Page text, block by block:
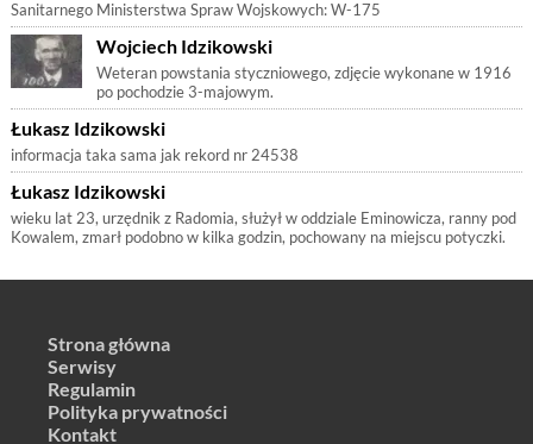
Sanitarnego Ministerstwa Spraw Wojskowych: W-175
Wojciech Idzikowski
Weteran powstania styczniowego, zdjęcie wykonane w 1916
po pochodzie 3-majowym.
Łukasz Idzikowski
informacja taka sama jak rekord nr 24538
Łukasz Idzikowski
wieku lat 23, urzędnik z Radomia, służył w oddziale Eminowicza, ranny pod
Kowalem, zmarł podobno w kilka godzin, pochowany na miejscu potyczki.
Strona główna
Serwisy
Regulamin
Polityka prywatności
Kontakt